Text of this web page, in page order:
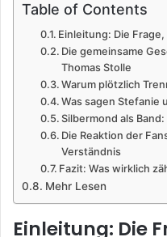
Table of Contents
Einleitung: Die
Die gemeinsame
Thomas Stolle
Warum plötzlich
Was sagen Stefanie
Silbermond als
Die Reaktion der
Verständnis
Fazit: Was wirklich
Mehr Lesen
Einleitung: Die